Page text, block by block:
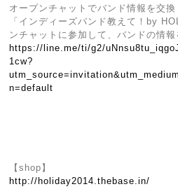
オープンチャットでバンド情報を交換
「インディーズバンド教えて！by
ンチャットに参加して、バンドの情報
https://line.me/ti/g2/
1cw?
n=default
【shop】
http://holiday2014.thebase.in/